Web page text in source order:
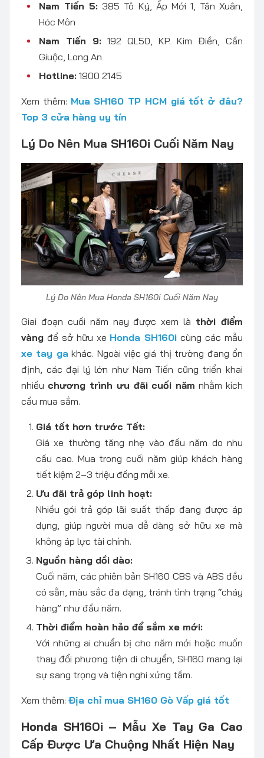
Nam Tiến 5: 385 Tô Ký, Ấp Mới 1, Tân Xuân,
Hóc Môn
Nam Tiến 9: 192 QL50, KP. Kim Điền, Cần
Giuộc, Long An
Hotline: 1900 2145
Xem thêm: Mua SH160 TP HCM giá tốt ở đâu?
Top 3 cửa hàng uy tín
Lý Do Nên Mua SH160i Cuối Năm Nay
Lý Do Nên Mua Honda SH160i Cuối Năm Nay
Giai đoạn cuối năm nay được xem là thời điểm
vàng để sở hữu xe Honda SH160i cùng các mẫu
xe tay ga khác. Ngoài việc giá thị trường đang ổn
định, các đại lý lớn như Nam Tiến cũng triển khai
nhiều chương trình ưu đãi cuối năm nhằm kích
cầu mua sắm.
Giá tốt hơn trước Tết:
Giá xe thường tăng nhẹ vào đầu năm do nhu
cầu cao. Mua trong cuối năm giúp khách hàng
tiết kiệm 2–3 triệu đồng mỗi xe.
Ưu đãi trả góp linh hoạt:
Nhiều gói trả góp lãi suất thấp đang được áp
dụng, giúp người mua dễ dàng sở hữu xe mà
không áp lực tài chính.
Nguồn hàng dồi dào:
Cuối năm, các phiên bản SH160 CBS và ABS đều
có sẵn, màu sắc đa dạng, tránh tình trạng “cháy
hàng” như đầu năm.
Thời điểm hoàn hảo để sắm xe mới:
Với những ai chuẩn bị cho năm mới hoặc muốn
thay đổi phương tiện di chuyển, SH160 mang lại
sự sang trọng và tiện nghi xứng tầm.
Xem thêm: Địa chỉ mua SH160 Gò Vấp giá tốt
Honda SH160i – Mẫu Xe Tay Ga Cao
Cấp Được Ưa Chuộng Nhất Hiện Nay